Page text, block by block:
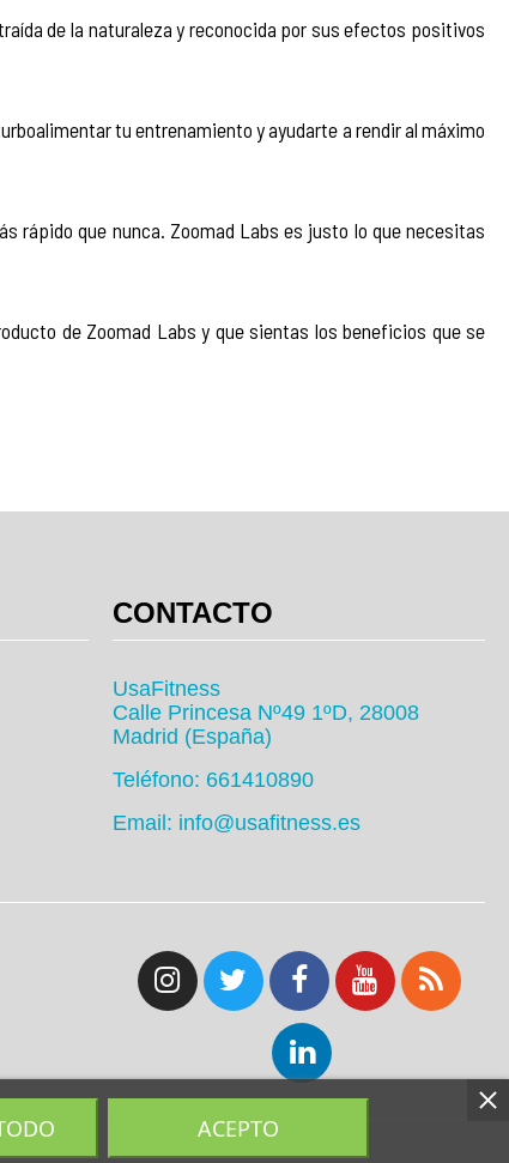
ACEPTO
de la naturaleza y reconocida por sus efectos positivos
tu entrenamiento y ayudarte a rendir al máximo
rápido que nunca. Zoomad Labs es justo lo que necesitas
de Zoomad Labs y que sientas los beneficios que se
CONTACTO
UsaFitness
Calle Princesa Nº49 1ºD, 28008
Madrid (España)
Teléfono: 661410890
Email: info@usafitness.es